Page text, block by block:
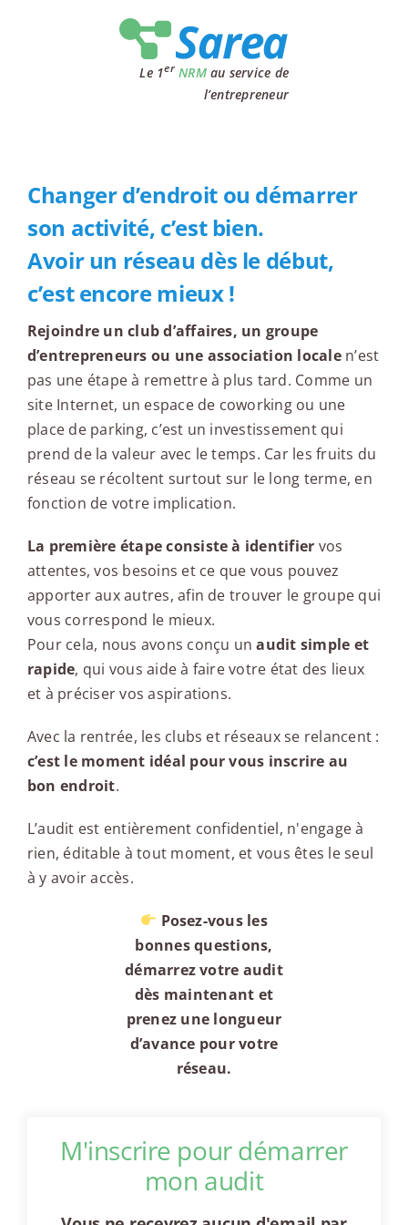
Le 1er NRMau service de
l’entrepreneur
Changer d’endroit ou démarrer
son activité, c’est bien.
Avoir un réseau dès le début,
c’est encore mieux !
Rejoindre un club d’affaires, un groupe
d’entrepreneurs ou une association localen’est
pas une étape à remettre à plus tard. Comme un
site Internet, un espace de coworking ou une
place de parking, c’est un investissement qui
prend de la valeur avec le temps. Car les fruits du
réseau se récoltent surtout sur le long terme, en
fonction de votre implication.
La première étape consiste à identifier vos
attentes, vos besoins et ce que vous pouvez
apporter aux autres, afin de trouver le groupe qui
vous correspond le mieux.
Pour cela, nous avons conçu unaudit simple et
rapide, qui vous aide à faire votre état des lieux
et à préciser vos aspirations.
Avec la rentrée, les clubs et réseaux se relancent :
c’est le moment idéal pour vous inscrire au
bon endroit.
L’audit est entièrement confidentiel, n'engage à
rien, éditable à tout moment, et vous êtes le seul
à y avoir accès.
Posez-vous les
bonnes questions,
démarrez votre audit
dès maintenant et
prenez une longueur
d’avance pour votre
réseau.
M'inscrire pour démarrer
mon audit